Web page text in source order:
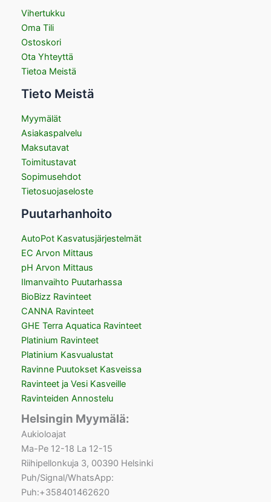
Vihertukku
Oma Tili
Ostoskori
Ota Yhteyttä
Tietoa Meistä
Tieto Meistä
Myymälät
Asiakaspalvelu
Maksutavat
Toimitustavat
Sopimusehdot
Tietosuojaseloste
Puutarhanhoito
AutoPot Kasvatusjärjestelmät
EC Arvon Mittaus
pH Arvon Mittaus
Ilmanvaihto Puutarhassa
BioBizz Ravinteet
CANNA Ravinteet
GHE Terra Aquatica Ravinteet
Platinium Ravinteet
Platinium Kasvualustat
Ravinne Puutokset Kasveissa
Ravinteet ja Vesi Kasveille
Ravinteiden Annostelu
Helsingin Myymälä:
Aukioloajat
Ma-Pe 12-18 La 12-15
Riihipellonkuja 3, 00390 Helsinki
Puh/Signal/WhatsApp:
Puh:+358401462620